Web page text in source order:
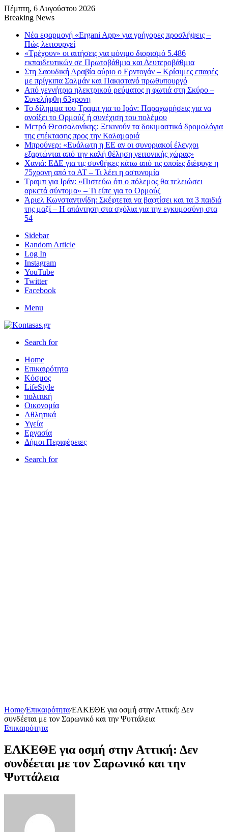
Πέμπτη, 6 Αυγούστου 2026
Breaking News
Νέα εφαρμογή «Ergani App» για γρήγορες προσλήψεις –
Πώς λειτουργεί
«Τρέχουν» οι αιτήσεις για μόνιμο διορισμό 5.486
εκπαιδευτικών σε Πρωτοβάθμια και Δευτεροβάθμια
Στη Σαουδική Αραβία αύριο ο Ερντογάν – Κρίσιμες επαφές
με πρίγκιπα Σαλμάν και Πακιστανό πρωθυπουργό
Από γεννήτρια ηλεκτρικού ρεύματος η φωτιά στη Σκύρο –
Συνελήφθη 63χρονη
Το δίλημμα του Τραμπ για το Ιράν: Παραχωρήσεις για να
ανοίξει το Ορμούζ ή συνέχιση του πολέμου
Μετρό Θεσσαλονίκης: Ξεκινούν τα δοκιμαστικά δρομολόγια
της επέκτασης προς την Καλαμαριά
Μπρούνερ: «Ευάλωτη η ΕΕ αν οι συνοριακοί έλεγχοι
εξαρτώνται από την καλή θέληση γειτονικής χώρας»
Χανιά: ΕΔΕ για τις συνθήκες κάτω από τις οποίες διέφυγε η
75χρονη από το ΑΤ – Τι λέει η αστυνομία
Τραμπ για Ιράν: «Πιστεύω ότι ο πόλεμος θα τελειώσει
αρκετά σύντομα» – Τι είπε για το Ορμούζ
Άριελ Κωνσταντινίδη: Σκέφτεται να βαφτίσει και τα 3 παιδιά
της μαζί – Η απάντηση στα σχόλια για την εγκυμοσύνη στα
54
Sidebar
Random Article
Log In
Instagram
YouTube
Twitter
Facebook
Menu
Search for
Home
Επικαιρότητα
Κόσμος
LifeStyle
πολιτική
Οικονομία
Αθλητικά
Υγεία
Εργασία
Δήμοι Περιφέρειες
Search for
Home/Επικαιρότητα/ΕΛΚΕΘΕ για οσμή στην Αττική: Δεν
συνδέεται με τον Σαρωνικό και την Ψυττάλεια
Επικαιρότητα
ΕΛΚΕΘΕ για οσμή στην Αττική: Δεν
συνδέεται με τον Σαρωνικό και την
Ψυττάλεια